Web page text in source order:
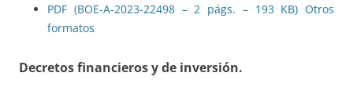
PDF (BOE-A-2023-22498 – 2 págs. – 193 KB) Otros
formatos
Decretos financieros y de inversión.